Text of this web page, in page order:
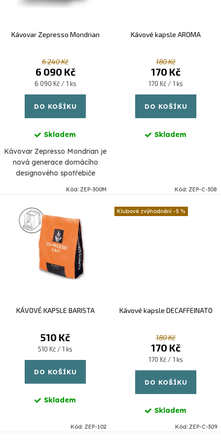
uKávovar Zepresso Mondrian
6 240 Kč
6 090 Kč
Měrná
cena:
6 090 Kč / 1 ks
DO KOŠÍKU
Skladem
Kávovar Zepresso Mondrian je
nová generace domácího
designového spotřebiče
Kód: ZEP-300M
Kávové kapsle AROMA
180 Kč
170 Kč
Měrná
cena:
170 Kč / 1 ks
DO KOŠÍKU
Skladem
Kód: ZEP-C-308
KÁVOVÉ KAPSLE BARISTA
510 Kč
Měrná
cena:
510 Kč / 1 ks
DO KOŠÍKU
Skladem
Kód: ZEP-102
-5 %
Kávové kapsle DECAFFEINATO
180 Kč
170 Kč
Měrná
cena:
170 Kč / 1 ks
DO KOŠÍKU
Skladem
Kód: ZEP-C-309